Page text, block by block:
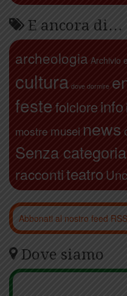
E ancora di…
archeologia Archivio
cultura dove dormire
festefolcloreinfo
mostre musei news
Senza categoria
raccontiteatro
Abbonati al nostro feed RSS
Dove siamo